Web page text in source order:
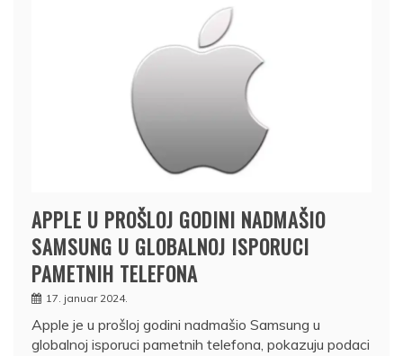
APPLE U PROŠLOJ GODINI NADMAŠIO
SAMSUNG U GLOBALNOJ ISPORUCI
PAMETNIH TELEFONA
17. januar 2024.
Apple je u prošloj godini nadmašio Samsung u
globalnoj isporuci pametnih telefona, pokazuju podaci